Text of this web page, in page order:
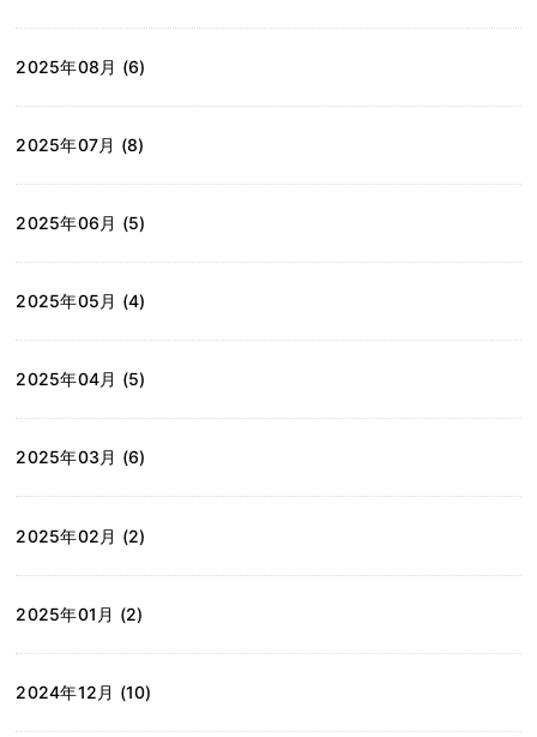
2025年08月 (6)
2025年07月 (8)
2025年06月 (5)
2025年05月 (4)
2025年04月 (5)
2025年03月 (6)
2025年02月 (2)
2025年01月 (2)
2024年12月 (10)